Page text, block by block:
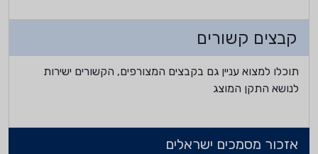
קבצים קשורים
תוכלו למצוא עניין גם בקבצים המצורפים, הקשורים ישירות
לנושא התקן המוצג
אזכור מסמכים ישראלים